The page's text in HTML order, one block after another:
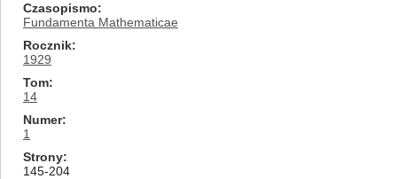
Czasopismo
Fundamenta Mathematicae
Rocznik
1929
Tom
14
Numer
1
Strony
145-204